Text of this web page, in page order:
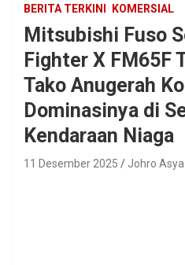
BERITA TERKINI KOMERSIAL
Mitsubishi Fuso
Fighter X FM65F
Tako Anugerah
Dominasinya di
Kendaraan Niaga
11 Desember 2025 Johro Asya